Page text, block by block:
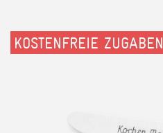
KOSTENFREIE ZUGABEN